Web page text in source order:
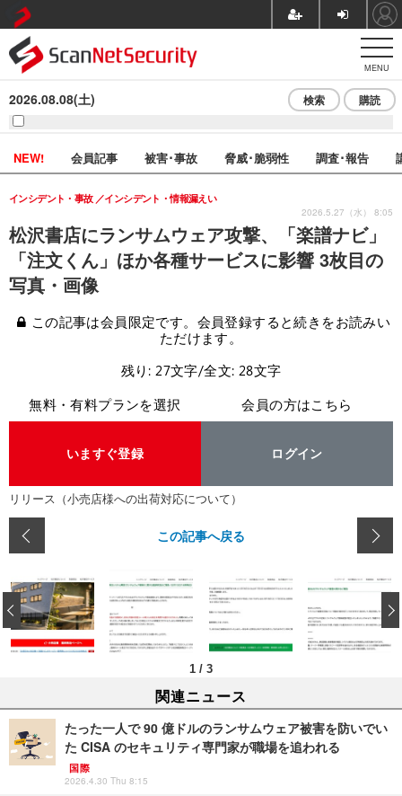
MENU
2026.08.08(土) 検索 購読
NEW! 会員記事 被害･事故 脅威･脆弱性 調査･報告
松沢書店にランサムウェア攻撃、「楽譜ナビ」
「注文くん」ほか各種サービスに影響 3枚目の
写真・画像
インシデント・事故 インシデント・情報漏えい
2026.5.27（水） 8:05
この記事は会員限定です。会員登録すると続きをお読みい
ただけます。
残り: 27文字/全文: 28文字
無料・有料プランを選択
いますぐ登録
会員の方はこちら
ログイン
リリース（小売店様への出荷対応について）
この記事へ戻る
1 / 3
‹
関連ニュース
たった一人で 90 億ドルのランサムウェア被害を防いでい
た CISA のセキュリティ専門家が職場を追われる
国際
2026.4.30 Thu 8:15